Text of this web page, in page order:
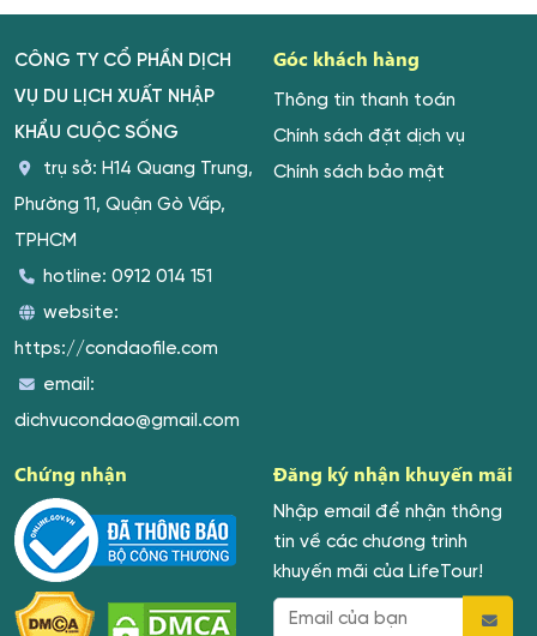
CÔNG TY CỔ PHẦN DỊCH
VỤ DU LỊCH XUẤT NHẬP
KHẨU CUỘC SỐNG
trụ sở: H14 Quang Trung,
Phường 11, Quận Gò Vấp,
TPHCM
hotline: 0912 014 151
website:
https://condaofile.com
email:
dichvucondao@gmail.com
Góc khách hàng
Thông tin thanh toán
Chính sách đặt dịch vụ
Chính sách bảo mật
Chứng nhận Đăng ký nhận khuyến mãi
Nhập email để nhận thông
tin về các chương trình
khuyến mãi của LifeTour!